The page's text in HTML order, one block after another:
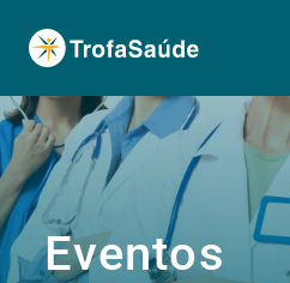
Eventos